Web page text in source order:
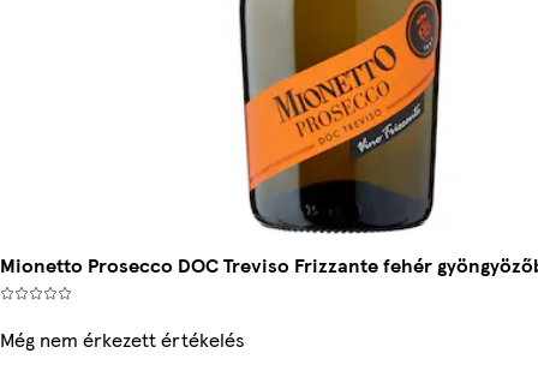
Mionetto Prosecco DOC Treviso Frizzante fehér
Még nem érkezett értékelés